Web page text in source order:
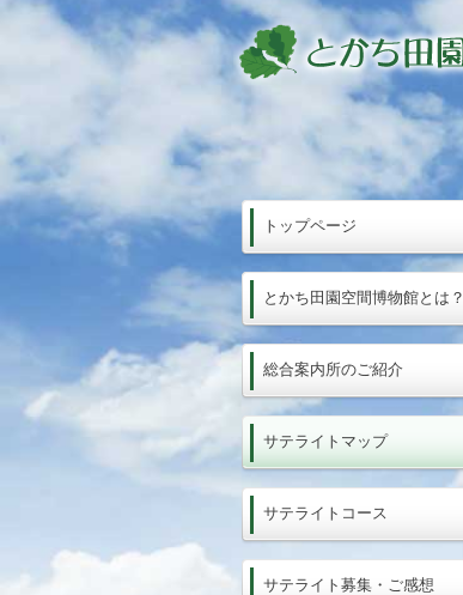
トップページ
とかち田園空間博物館とは？
総合案内所のご紹介
サテライトマップ
サテライトコース
サテライト募集・ご感想